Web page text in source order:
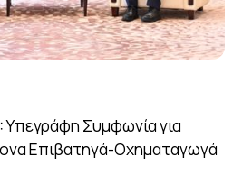
Υπεγράφη Συμφωνία για
Επιβατηγά-Οχηματαγωγά